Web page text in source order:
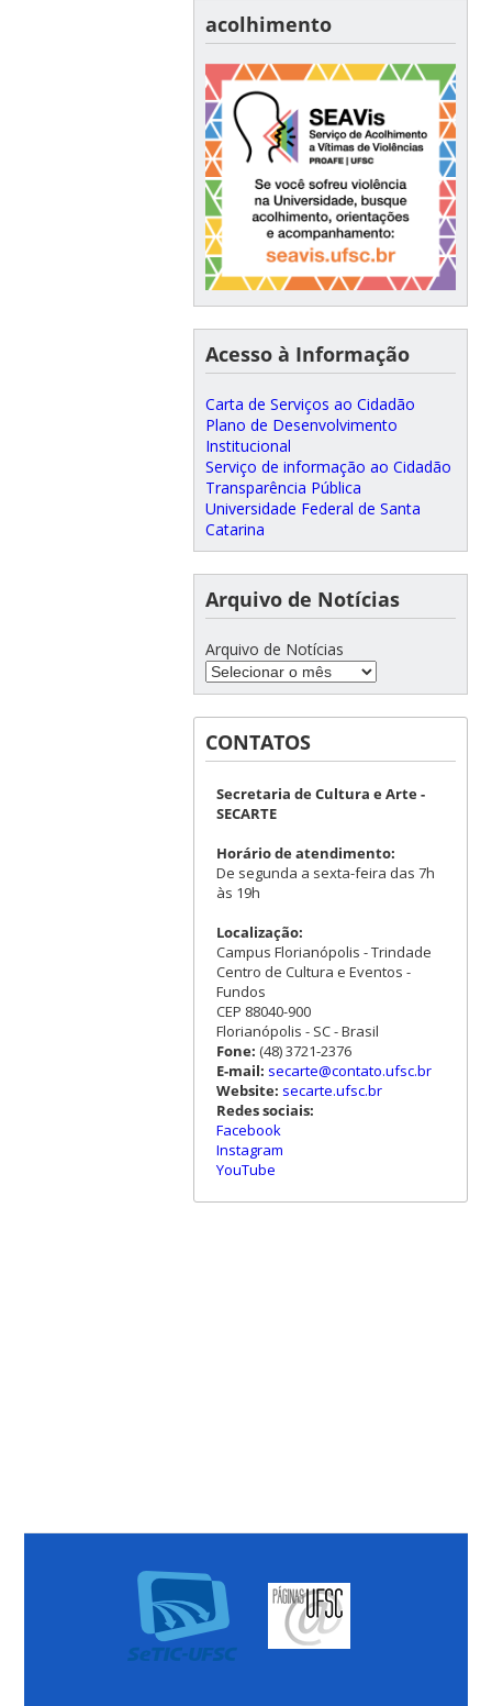
acolhimento
Acesso à Informação
Carta de Serviços ao Cidadão
Plano de Desenvolvimento
Institucional
Serviço de informação ao Cidadão
Transparência Pública
Universidade Federal de Santa
Catarina
Arquivo de Notícias
Arquivo de Notícias
CONTATOS
Secretaria de Cultura e Arte -
SECARTE
Horário de atendimento:
De segunda a sexta-feira das 7h
às 19h
Localização:
Campus Florianópolis - Trindade
Centro de Cultura e Eventos -
Fundos
CEP 88040-900
Florianópolis - SC - Brasil
Fone: (48) 3721-2376
E-mail: secarte@contato.ufsc.br
Website: secarte.ufsc.br
Redes sociais:
Facebook
Instagram
YouTube